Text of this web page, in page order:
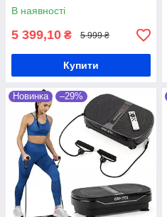
В наявності
5 399,10 ₴ 5 999 ₴
Купити
Новинка –29%